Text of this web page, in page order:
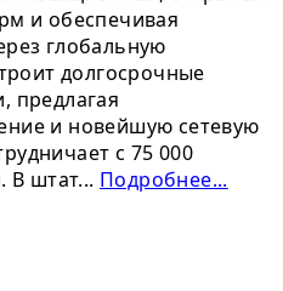
и обеспечивая
глобальную
долгосрочные
предлагая
и новейшую сетевую
с 75 000
В штат... Подробнее...